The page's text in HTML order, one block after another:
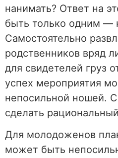
нанимать? Ответ на
быть только одним —
Самостоятельно
родственников вряд
для свидетелей груз
успех мероприятия
непосильной ношей.
сделать
Для молодоженов
может быть